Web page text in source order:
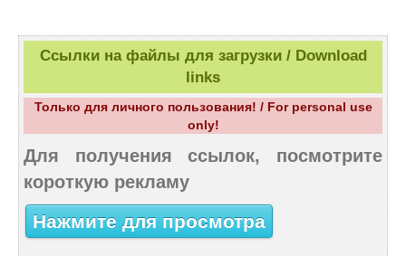
Ссылки на файлы для загрузки / Download
links
Только для личного пользования! / For personal use
only!
Для получения ссылок, посмотрите
короткую рекламу
Нажмите для просмотра